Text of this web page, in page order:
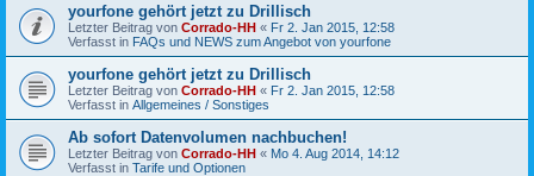
yourfone gehört jetzt zu Drillisch
Letzter Beitrag von Corrado-HH « Fr 2. Jan 2015, 12:58
Verfasst in FAQs und NEWS zum Angebot von yourfone
yourfone gehört jetzt zu Drillisch
Letzter Beitrag von Corrado-HH « Fr 2. Jan 2015, 12:58
Verfasst in Allgemeines / Sonstiges
Ab sofort Datenvolumen nachbuchen!
Letzter Beitrag von Corrado-HH « Mo 4. Aug 2014, 14:12
Verfasst in Tarife und Optionen